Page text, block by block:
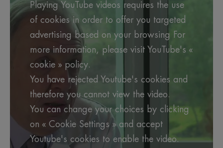
Playing YouTube videos requires the use
of cookies in order to offer you targeted
advertising based on your browsing For
more information, please visit YouTube's «
cookie » policy.
You have rejected Youtube's cookies and
therefore you cannot view the video.
You can change your choices by clicking
on « Cookie Settings » and accept
Youtube's cookies to enable the video.